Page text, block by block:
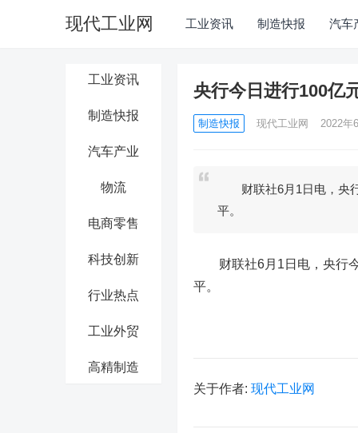
现代工业网 工业资讯 制造快报 汽车
工业资讯
制造快报
汽车产业
物流
电商零售
科技创新
行业热点
工业外贸
高精制造
央行今日进行100亿
制造快报 现代工业网 2022年
财联社6月1日电，央行
平。
财联社6月1日电，央行今
平。
关于作者: 现代工业网